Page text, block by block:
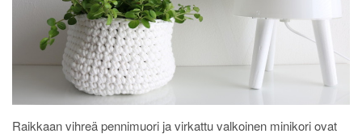
Raikkaan vihreä pennimuori ja virkattu valkoinen minikori ovat